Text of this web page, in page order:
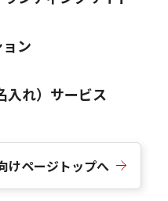
ン
入れ）サービス
けページトップへ